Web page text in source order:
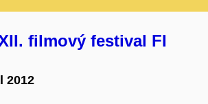
filmový festival FI
2012